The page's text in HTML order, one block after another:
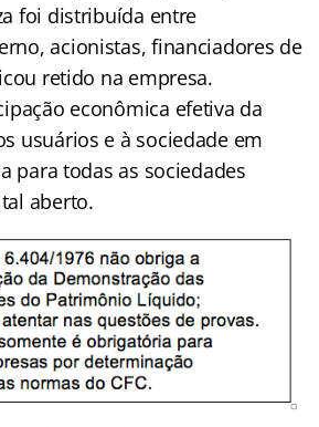
foi distribuída entre
acionistas, financiadores de
retido na empresa.
econômica efetiva da
usuários e à sociedade em
para todas as sociedades
aberto.